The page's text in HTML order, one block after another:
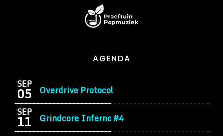
AGENDA
SEP
05 Overdrive Protocol
SEP
11 Grindcore Inferno #4